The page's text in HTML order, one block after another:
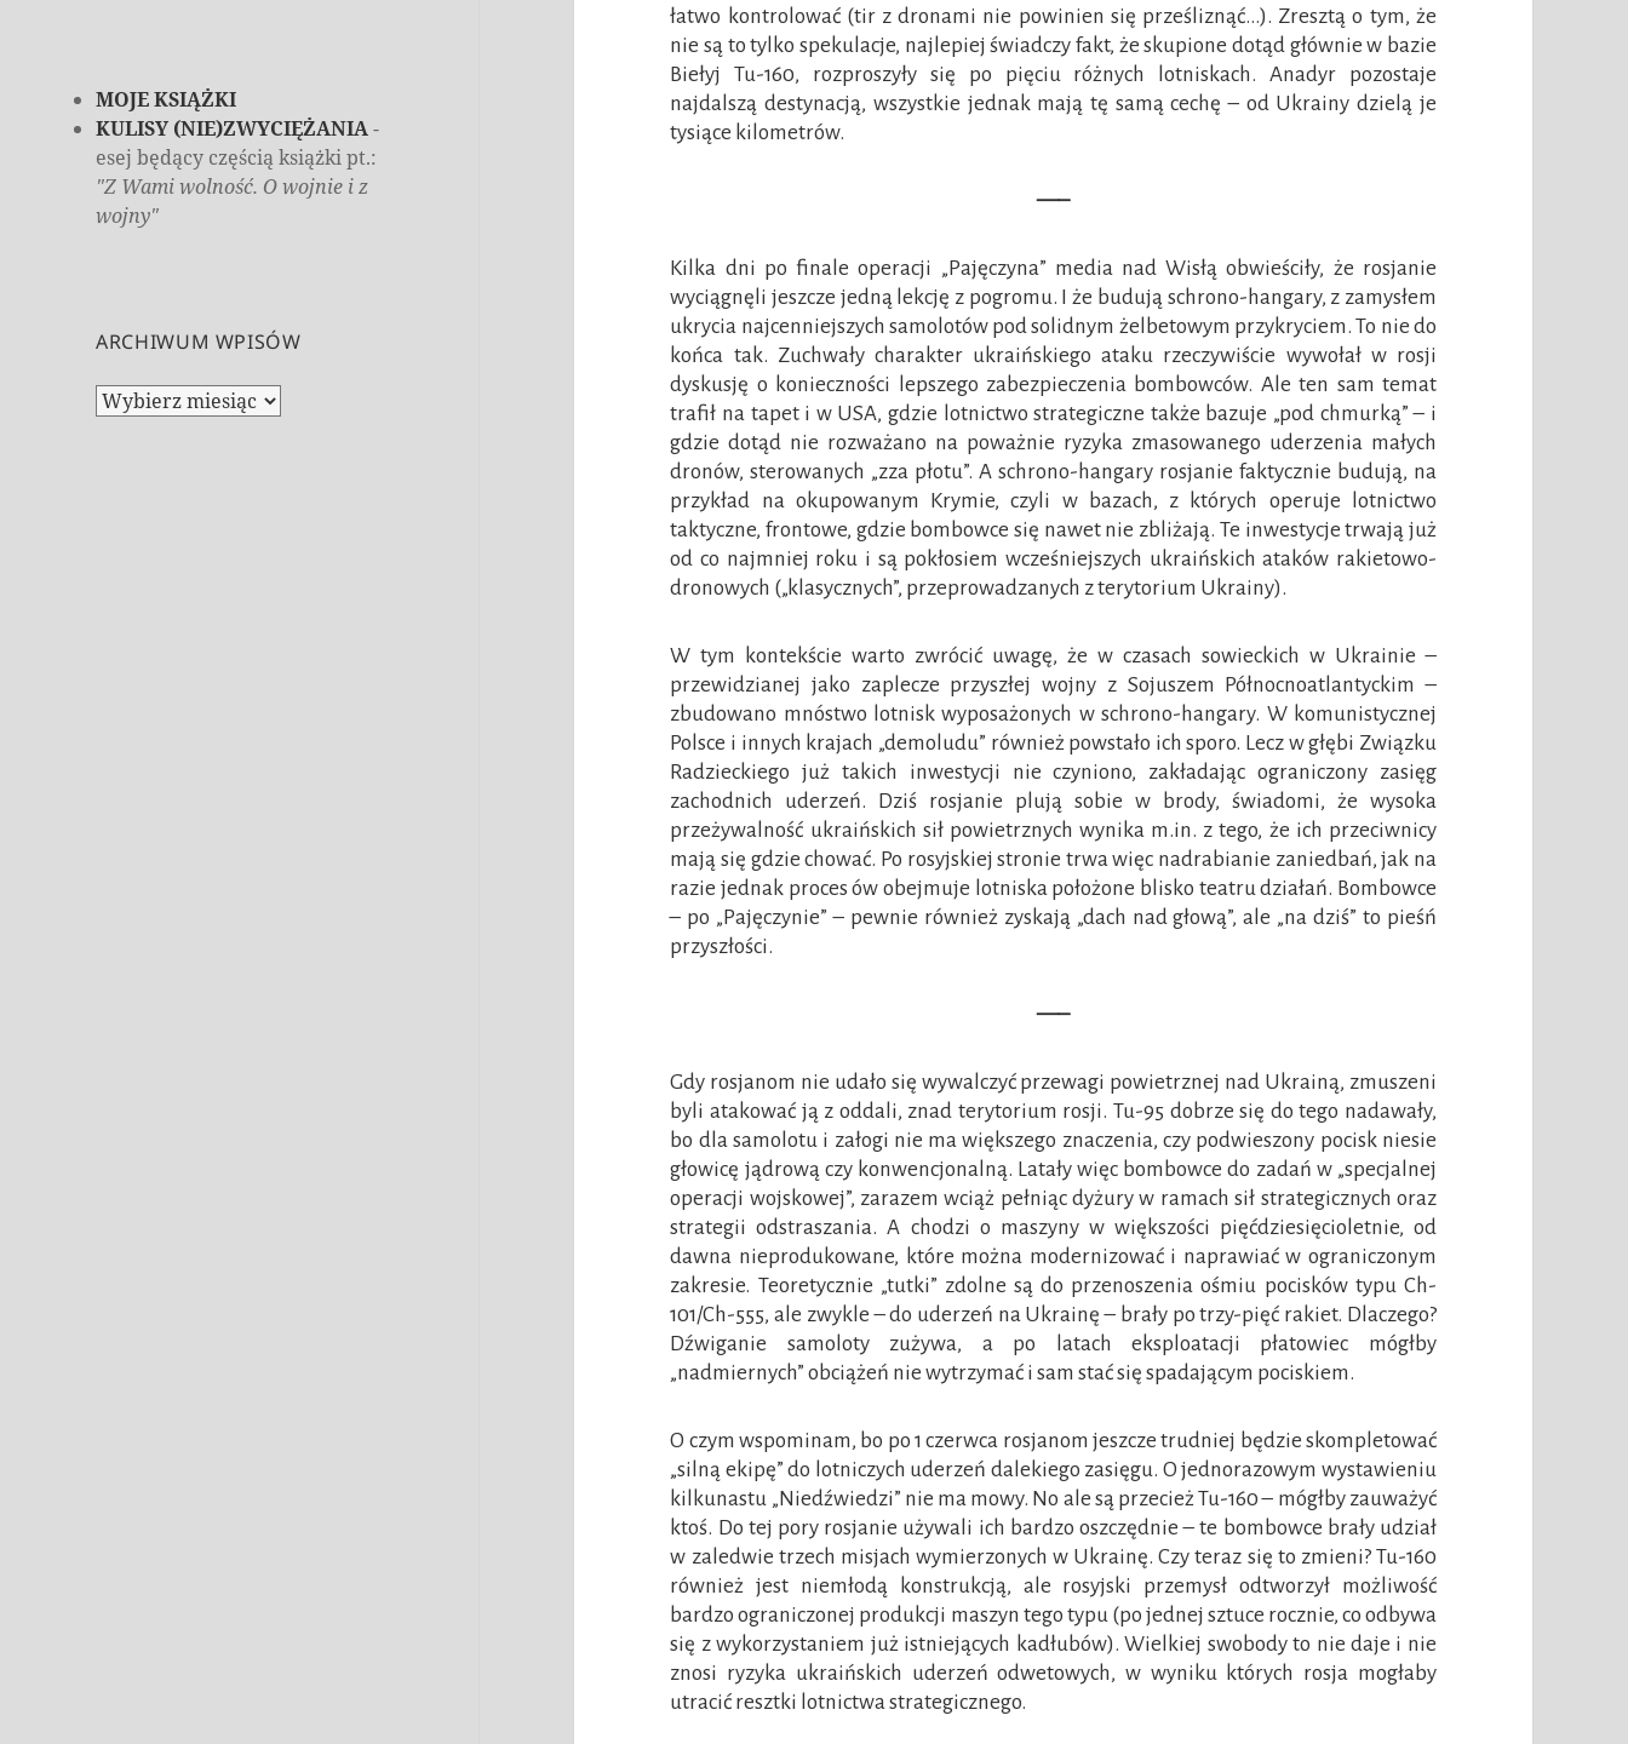
MOJE KSIĄŻKI
KULISY (NIE)ZWYCIĘŻANIA-
esej będący częścią książki pt.:
"Z Wami wolność. O wojnie i z
wojny"
ARCHIWUM WPISÓW
Archiwum
łatwo kontrolować (tir z dronami nie powinien się prześliznąć…). Zresztą o tym, że
nie są to tylko spekulacje, najlepiej świadczy fakt, że skupione dotąd głównie w bazie
Biełyj Tu-160, rozproszyły się po pięciu różnych lotniskach. Anadyr pozostaje
najdalszą destynacją, wszystkie jednak mają tę samą cechę – od Ukrainy dzielą je
tysiące kilometrów.
—–
Kilka dni po finale operacji „Pajęczyna” media nad Wisłą obwieściły, że rosjanie
wyciągnęli jeszcze jedną lekcję z pogromu. I że budują schrono-hangary, z zamysłem
ukrycia najcenniejszych samolotów pod solidnym żelbetowym przykryciem. To nie do
końca tak. Zuchwały charakter ukraińskiego ataku rzeczywiście wywołał w rosji
dyskusję o konieczności lepszego zabezpieczenia bombowców. Ale ten sam temat
trafił na tapet i w USA, gdzie lotnictwo strategiczne także bazuje „pod chmurką” – i
gdzie dotąd nie rozważano na poważnie ryzyka zmasowanego uderzenia małych
dronów, sterowanych „zza płotu”. A schrono-hangary rosjanie faktycznie budują, na
przykład na okupowanym Krymie, czyli w bazach, z których operuje lotnictwo
taktyczne, frontowe, gdzie bombowce się nawet nie zbliżają. Te inwestycje trwają już
od co najmniej roku i są pokłosiem wcześniejszych ukraińskich ataków rakietowo-
dronowych („klasycznych”, przeprowadzanych z terytorium Ukrainy).
W tym kontekście warto zwrócić uwagę, że w czasach sowieckich w Ukrainie –
przewidzianej jako zaplecze przyszłej wojny z Sojuszem Północnoatlantyckim –
zbudowano mnóstwo lotnisk wyposażonych w schrono-hangary. W komunistycznej
Polsce i innych krajach „demoludu” również powstało ich sporo. Lecz w głębi Związku
Radzieckiego już takich inwestycji nie czyniono, zakładając ograniczony zasięg
zachodnich uderzeń. Dziś rosjanie plują sobie w brody, świadomi, że wysoka
przeżywalność ukraińskich sił powietrznych wynika m.in. z tego, że ich przeciwnicy
mają się gdzie chować. Po rosyjskiej stronie trwa więc nadrabianie zaniedbań, jak na
razie jednak proces ów obejmuje lotniska położone blisko teatru działań. Bombowce
– po „Pajęczynie” – pewnie również zyskają „dach nad głową”, ale „na dziś” to pieśń
przyszłości.
—–
Gdy rosjanom nie udało się wywalczyć przewagi powietrznej nad Ukrainą, zmuszeni
byli atakować ją z oddali, znad terytorium rosji. Tu-95 dobrze się do tego nadawały,
bo dla samolotu i załogi nie ma większego znaczenia, czy podwieszony pocisk niesie
głowicę jądrową czy konwencjonalną. Latały więc bombowce do zadań w „specjalnej
operacji wojskowej”, zarazem wciąż pełniąc dyżury w ramach sił strategicznych oraz
strategii odstraszania. A chodzi o maszyny w większości pięćdziesięcioletnie, od
dawna nieprodukowane, które można modernizować i naprawiać w ograniczonym
zakresie. Teoretycznie „tutki” zdolne są do przenoszenia ośmiu pocisków typu Ch-
101/Ch-555, ale zwykle – do uderzeń na Ukrainę – brały po trzy-pięć rakiet. Dlaczego?
Dźwiganie samoloty zużywa, a po latach eksploatacji płatowiec mógłby
„nadmiernych” obciążeń nie wytrzymać i sam stać się spadającym pociskiem.
O czym wspominam, bo po 1 czerwca rosjanom jeszcze trudniej będzie skompletować
„silną ekipę” do lotniczych uderzeń dalekiego zasięgu. O jednorazowym wystawieniu
kilkunastu „Niedźwiedzi” nie ma mowy. No ale są przecież Tu-160 – mógłby zauważyć
ktoś. Do tej pory rosjanie używali ich bardzo oszczędnie – te bombowce brały udział
w zaledwie trzech misjach wymierzonych w Ukrainę. Czy teraz się to zmieni? Tu-160
również jest niemłodą konstrukcją, ale rosyjski przemysł odtworzył możliwość
bardzo ograniczonej produkcji maszyn tego typu (po jednej sztuce rocznie, co odbywa
się z wykorzystaniem już istniejących kadłubów). Wielkiej swobody to nie daje i nie
znosi ryzyka ukraińskich uderzeń odwetowych, w wyniku których rosja mogłaby
utracić resztki lotnictwa strategicznego.